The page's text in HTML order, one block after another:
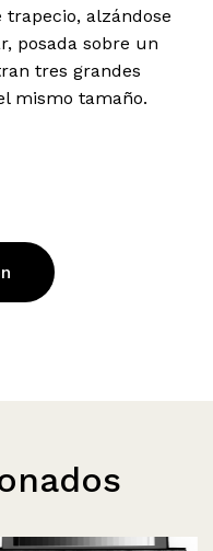
alzándose
posada sobre un
tres grandes
mismo tamaño.